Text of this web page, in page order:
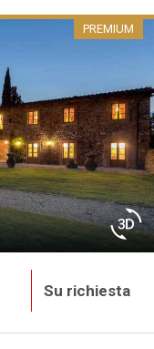
PREMIUM
Su richiesta